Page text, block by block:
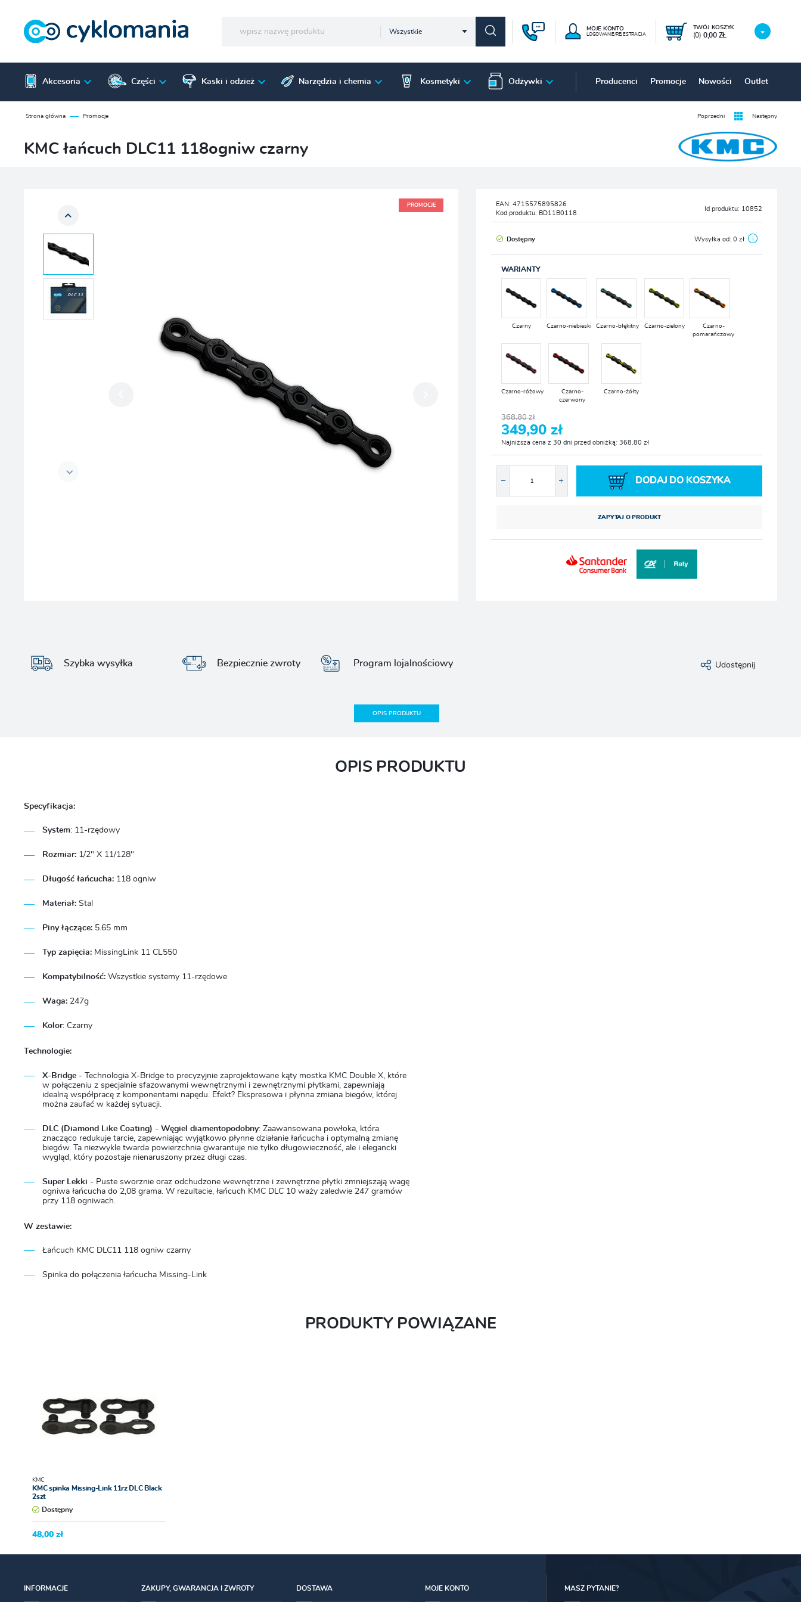
Wszystkie MOJE KONTO
LOGOWANIE/REJESTRACJA
TWÓJ KOSZYK
(0) 0,00 ZŁ
Akcesoria Części Kaski i odzież Narzędzia i chemia Kosmetyki Odżywki Producenci Promocje Nowości Outlet
Strona główna Promocje Poprzedni Następny
KMC łańcuch DLC11 118ogniw czarny
PROMOCJE EAN:4715575895826
Kod produktu: BD11B0118
Id produktu: 10852
Dostępny Wysyłka od: 0 zł
WARIANTY
Czarny Czarno-niebieski Czarno-błękitny Czarno-zielony
Czarno-
pomarańczowy
Czarno-różowy
Czarno-
czerwony
Czarno-żółty
368,80 zł
349,90 zł
Najniższa cena z 30 dni przed obniżką: 368,80 zł
DODAJ DO KOSZYKA
ZAPYTAJ O PRODUKT
Szybka wysyłka Bezpiecznie zwroty Program lojalnościowy Udostępnij
OPIS PRODUKTU
OPIS PRODUKTU
Specyfikacja:
System:11-rzędowy
Rozmiar:1/2" X 11/128"
Długość łańcucha:118 ogniw
Materiał:Stal
Piny łączące:5.65 mm
Typ zapięcia: MissingLink 11 CL550
Kompatybilność:Wszystkie systemy 11-rzędowe
Waga:247g
Kolor: Czarny
Technologie:
X-Bridge- Technologia X-Bridge to precyzyjnie zaprojektowane kąty mostka KMC Double X, które
w połączeniu z specjalnie sfazowanymi wewnętrznymi i zewnętrznymi płytkami, zapewniają
idealną współpracę z komponentami napędu. Efekt? Ekspresowa i płynna zmiana biegów, której
można zaufać w każdej sytuacji.
DLC (Diamond Like Coating) - Węgiel diamentopodobny: Zaawansowana powłoka, która
znacząco redukuje tarcie, zapewniając wyjątkowo płynne działanie łańcucha i optymalną zmianę
biegów. Ta niezwykle twarda powierzchnia gwarantuje nie tylko długowieczność, ale i elegancki
wygląd, który pozostaje nienaruszony przez długi czas.
Super Lekki - Puste sworznie oraz odchudzone wewnętrzne i zewnętrzne płytki zmniejszają wagę
ogniwa łańcucha do 2,08 grama. W rezultacie, łańcuch KMC DLC 10 waży zaledwie 247 gramów
przy 118 ogniwach.
W zestawie:
Łańcuch KMC DLC11 118 ogniw czarny
Spinka do połączenia łańcucha Missing-Link
PRODUKTY POWIĄZANE
KMC
KMC spinka Missing-Link 11rz DLC Black
2szt
Dostępny
48,00 zł
INFORMACJE ZAKUPY, GWARANCJA I ZWROTY DOSTAWA MOJE KONTO MASZ PYTANIE?